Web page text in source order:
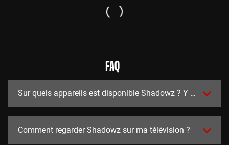
FAQ
Sur quels appareils est disponible Shadowz ? Y a t-il des
Comment regarder Shadowz sur ma télévision ?